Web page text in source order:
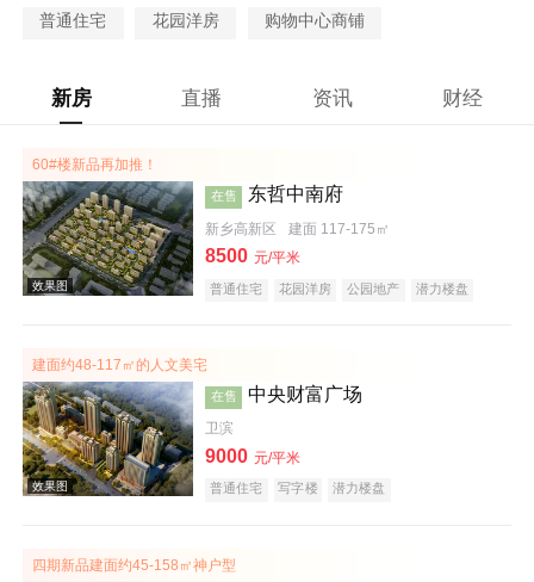
普通住宅 花园洋房 购物中心商铺
新房 直播 资讯 财经
60#楼新品再加推！
效果图
在售 东哲中南府
新乡高新区 建面 117-175㎡
8500 元/平米
普通住宅 花园洋房 公园地产
潜力楼盘
建面约48-117㎡的人文美宅
在售 中央财富广场
卫滨
9000 元/平米
普通住宅 写字楼 潜力楼盘
四期新品建面约45-158㎡神户型